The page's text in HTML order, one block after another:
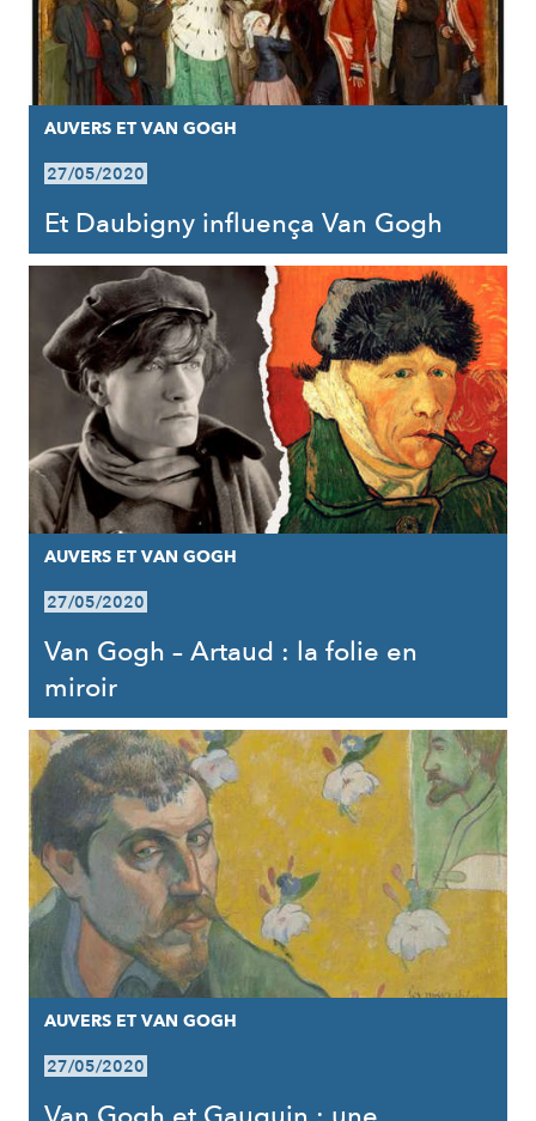
AUVERS ET VAN GOGH
27/05/2020
Et Daubigny influença Van Gogh
AUVERS ET VAN GOGH
27/05/2020
Van Gogh – Artaud : la folie en
miroir
AUVERS ET VAN GOGH
27/05/2020